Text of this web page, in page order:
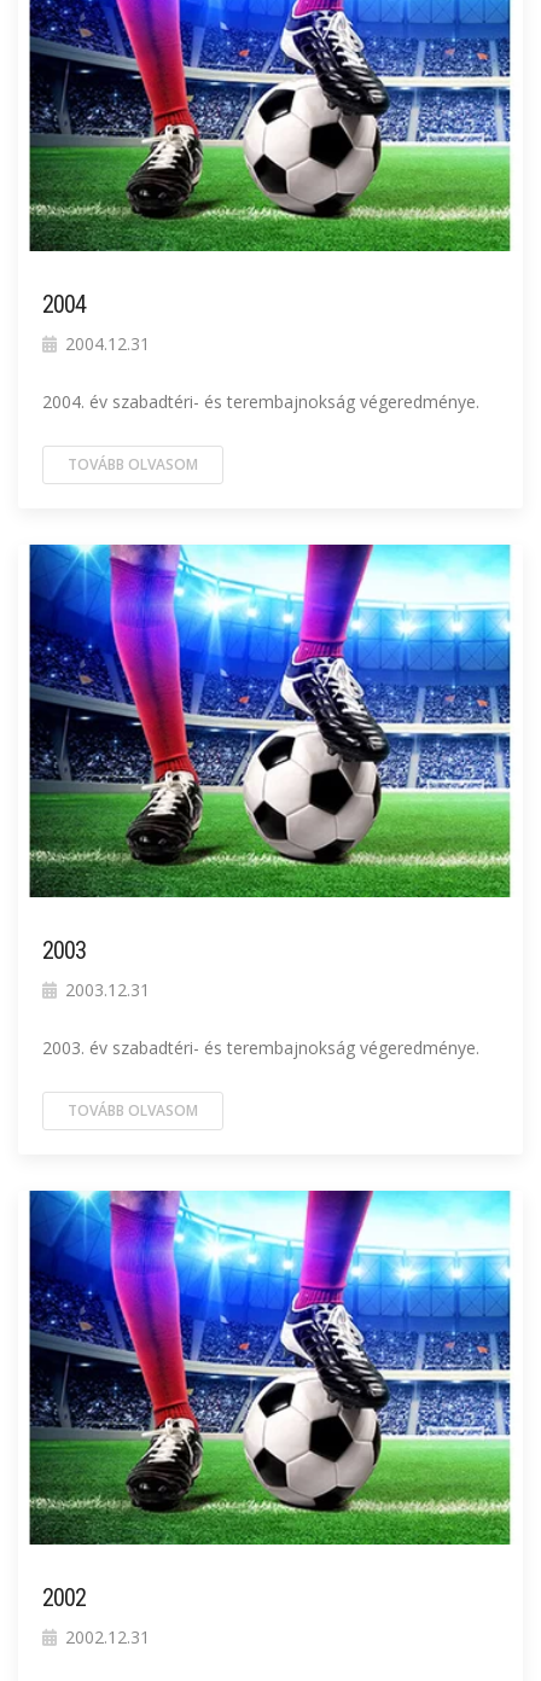
2004
2004.12.31
2004. év szabadtéri- és terembajnokság végeredménye.
TOVÁBB OLVASOM
2003
2003.12.31
2003. év szabadtéri- és terembajnokság végeredménye.
TOVÁBB OLVASOM
2002
2002.12.31